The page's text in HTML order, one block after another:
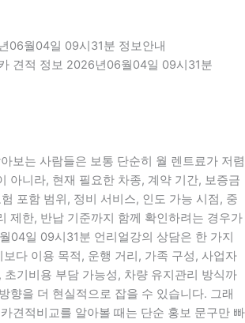
06월04일 09시31분 정보안내
견적 정보 2026년06월04일 09시31분
보는 사람들은 보통 단순히 월 렌트료가 저렴
아니라, 현재 필요한 차종, 계약 기간, 보증금
포함 범위, 정비 서비스, 인도 가능 시점, 중
제한, 반납 기준까지 함께 확인하려는 경우가
04일 09시31분 언리얼강의 상담은 한 가지
다 이용 목적, 운행 거리, 가족 구성, 사업자
초기비용 부담 가능성, 차량 유지관리 방식까
향을 더 현실적으로 잡을 수 있습니다. 그래
견적비교를 알아볼 때는 단순 홍보 문구만 빠